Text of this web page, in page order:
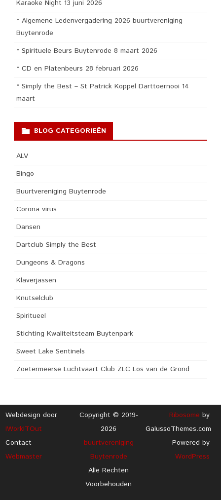
Karaoke Night 13 juni 2026
* Algemene Ledenvergadering 2026 buurtvereniging
Buytenrode
* Spirituele Beurs Buytenrode 8 maart 2026
* CD en Platenbeurs 28 februari 2026
* Simply the Best – St Patrick Koppel Darttoernooi 14
maart
BLOG CATEGORIEËN
ALV
Bingo
Buurtvereniging Buytenrode
Corona virus
Dansen
Dartclub Simply the Best
Dungeons & Dragons
Klaverjassen
Knutselclub
Spiritueel
Stichting Kwaliteitsteam Buytenpark
Sweet Lake Sentinels
Zoetermeerse Luchtvaart Club ZLC Los van de Grond
Webdesign door
IWorkITOut
Contact
Webmaster
Copyright © 2019-
2026
buurtvereniging
Buytenrode
Alle Rechten
Voorbehouden
Ribosome by
GalussoThemes.com
Powered by
WordPress